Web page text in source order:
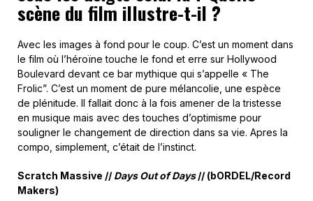
scène du film illustre-t-il ?
Avec les images à fond pour le coup. C’est un moment dans
le film où l’héroïne touche le fond et erre sur Hollywood
Boulevard devant ce bar mythique qui s’appelle « The
Frolic”. C’est un moment de pure mélancolie, une espèce
de plénitude. Il fallait donc à la fois amener de la tristesse
en musique mais avec des touches d’optimisme pour
souligner le changement de direction dans sa vie. Apres la
compo, simplement, c’était de l’instinct.
Scratch Massive // Days Out of Days// (bORDEL/Record
Makers)